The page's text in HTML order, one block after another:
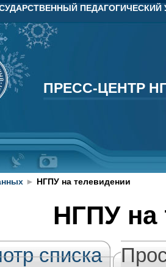
ПЕДАГОГИЧЕСКИЙ
ПРЕСС-ЦЕНТР
ПРЕСС-ЦЕНТР
► НГПУ на телевидении
НГПУ на
списка